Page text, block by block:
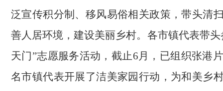
泛宣传积分制、移风易俗相关政策 ，带头清
善人居环境 ，建设美丽乡村。各市镇代表带
天门”志愿服务活动，截止6月，已组织张港
名市镇代表开展了洁美家园行动，为和美乡